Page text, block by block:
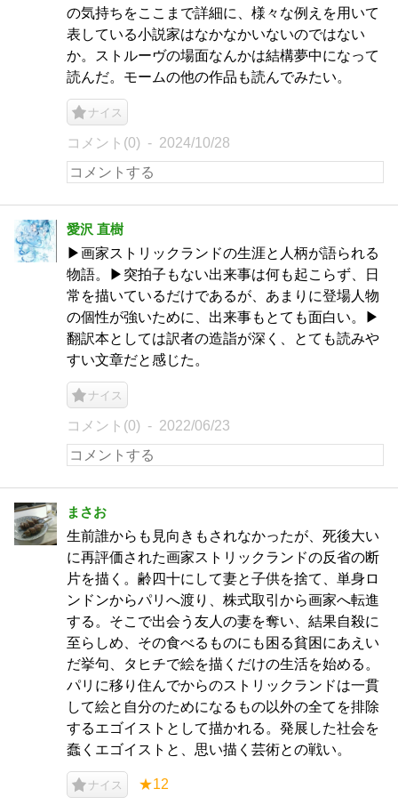
の気持ちをここまで詳細に、様々な例えを用いて
表している小説家はなかなかいないのではない
か。ストルーヴの場面なんかは結構夢中になって
読んだ。モームの他の作品も読んでみたい。
ナイス
コメント(0) 2024/10/28
愛沢 直樹
▶画家ストリックランドの生涯と人柄が語られる
物語。▶突拍子もない出来事は何も起こらず、日
常を描いているだけであるが、あまりに登場人物
の個性が強いために、出来事もとても面白い。▶
翻訳本としては訳者の造詣が深く、とても読みや
すい文章だと感じた。
ナイス
コメント(0) 2022/06/23
まさお
生前誰からも見向きもされなかったが、死後大い
に再評価された画家ストリックランドの反省の断
片を描く。齢四十にして妻と子供を捨て、単身ロ
ンドンからパリへ渡り、株式取引から画家へ転進
する。そこで出会う友人の妻を奪い、結果自殺に
至らしめ、その食べるものにも困る貧困にあえい
だ挙句、タヒチで絵を描くだけの生活を始める。
パリに移り住んでからのストリックランドは一貫
して絵と自分のためになるもの以外の全てを排除
するエゴイストとして描かれる。発展した社会を
蠢くエゴイストと、思い描く芸術との戦い。
ナイス ★12